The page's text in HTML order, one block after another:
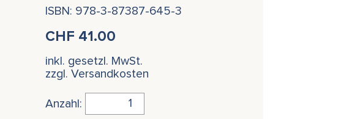
ISBN: 978-3-87387-645-3
CHF 41.00
inkl. gesetzl. MwSt.
zzgl. Versandkosten
Anzahl: